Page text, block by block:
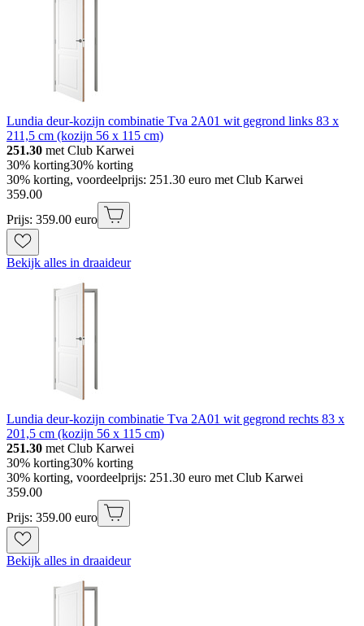
Lundia deur-kozijn combinatie Tva 2A01 wit gegrond links 83 x
211,5 cm (kozijn 56 x 115 cm)
251.30 met Club Karwei
30% korting30% korting
30% korting, voordeelprijs: 251.30 euro met Club Karwei
359.00
Prijs: 359.00 euro
Bekijk alles in draaideur
Lundia deur-kozijn combinatie Tva 2A01 wit gegrond rechts 83 x
201,5 cm (kozijn 56 x 115 cm)
251.30 met Club Karwei
30% korting30% korting
30% korting, voordeelprijs: 251.30 euro met Club Karwei
359.00
Prijs: 359.00 euro
Bekijk alles in draaideur